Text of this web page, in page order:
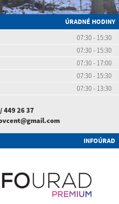
ÚRADNÉ HODINY
07:30 - 15:30
07:30 - 15:30
07:30 - 17:00
07:30 - 15:30
07:30 - 13:30
449 26 37
INFOÚRAD